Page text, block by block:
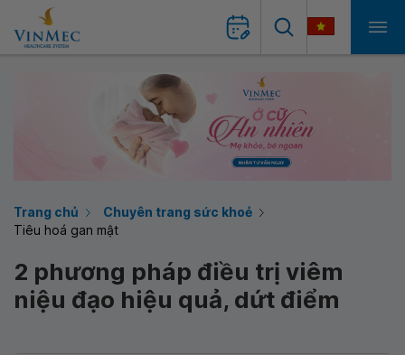
Trang chủ
Chuyên trang sức khoẻ
Tiêu hoá gan mật
2 phương pháp điều trị viêm
niệu đạo hiệu quả, dứt điểm